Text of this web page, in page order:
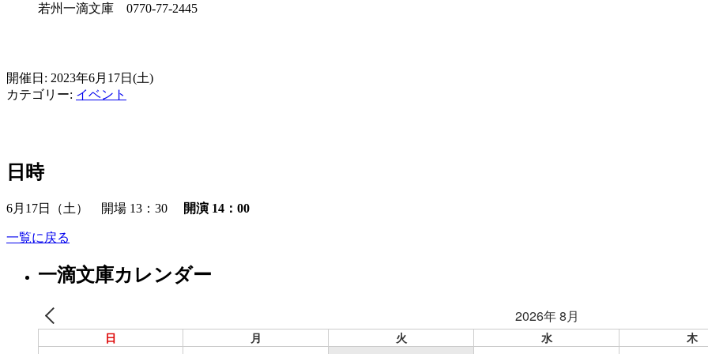
若州一滴文庫 0770-77-2445
開催日: 2023年6月17日(土)
カテゴリー: イベント
日時
6月17日（土） 開場 13：30 開演 14：00
一覧に戻る
一滴文庫カレンダー
2026年 8月
日 月 火 水 木